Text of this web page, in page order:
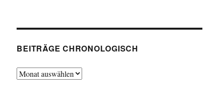
BEITRÄGE CHRONOLOGISCH
Beiträge